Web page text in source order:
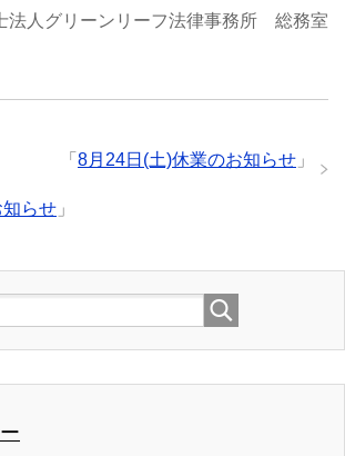
法人グリーンリーフ法律事務所 総務室
「 8月24日(土)休業のお知らせ 」
らせ 」